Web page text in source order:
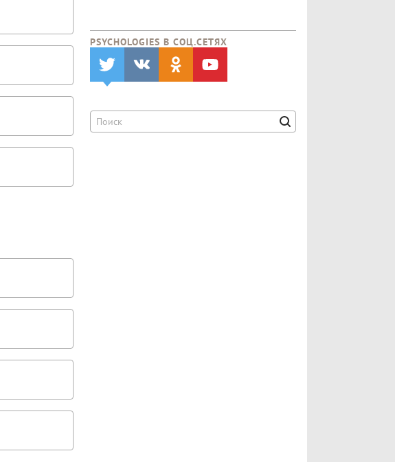
PSYCHOLOGIES В CОЦ.СЕТЯХ